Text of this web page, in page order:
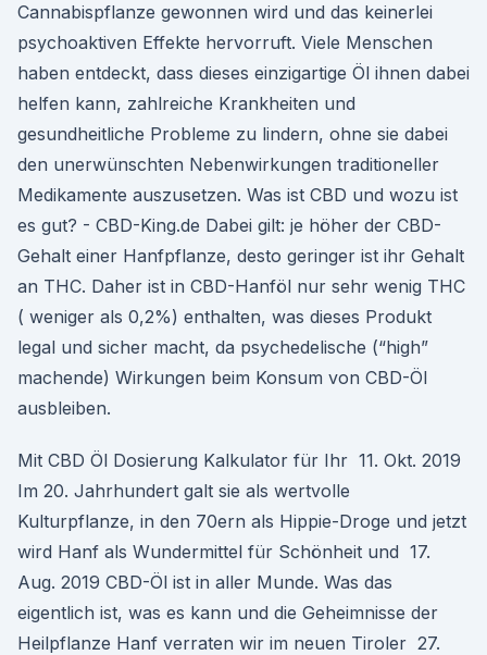
Cannabispflanze gewonnen wird und das keinerlei
psychoaktiven Effekte hervorruft. Viele Menschen
haben entdeckt, dass dieses einzigartige Öl ihnen dabei
helfen kann, zahlreiche Krankheiten und
gesundheitliche Probleme zu lindern, ohne sie dabei
den unerwünschten Nebenwirkungen traditioneller
Medikamente auszusetzen. Was ist CBD und wozu ist
es gut? - CBD-King.de Dabei gilt: je höher der CBD-
Gehalt einer Hanfpflanze, desto geringer ist ihr Gehalt
an THC. Daher ist in CBD-Hanföl nur sehr wenig THC
( weniger als 0,2%) enthalten, was dieses Produkt
legal und sicher macht, da psychedelische (“high”
machende) Wirkungen beim Konsum von CBD-Öl
ausbleiben.
Mit CBD Öl Dosierung Kalkulator für Ihr 11. Okt. 2019
Im 20. Jahrhundert galt sie als wertvolle
Kulturpflanze, in den 70ern als Hippie-Droge und jetzt
wird Hanf als Wundermittel für Schönheit und 17.
Aug. 2019 CBD-Öl ist in aller Munde. Was das
eigentlich ist, was es kann und die Geheimnisse der
Heilpflanze Hanf verraten wir im neuen Tiroler 27.